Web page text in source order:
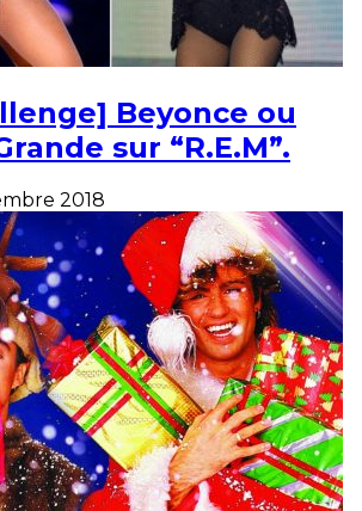
Beyonce ou
sur “R.E.M”.
2018